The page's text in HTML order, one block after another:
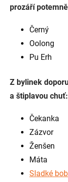
prozáří
Černý
Oolong
Pu Erh
Z bylinek
a štiplavou chuť:
Čekanka
Zázvor
Ženšen
Máta
Sladké